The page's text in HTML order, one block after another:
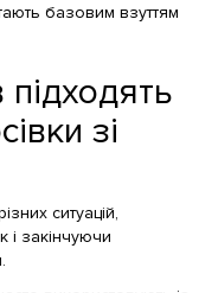
базовим взуттям
зі
ситуацій,
і закінчуючи